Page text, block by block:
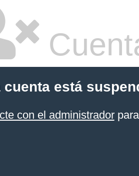
cuenta está
con el administradorpara